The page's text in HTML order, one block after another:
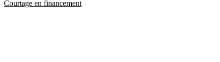
Courtage en financement